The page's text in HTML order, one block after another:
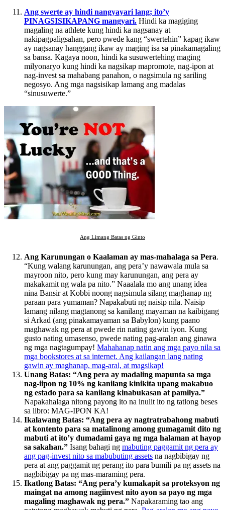
Ang swerte ay hindi nangyayari lang; ito’y
PINAGSISIKAPANG mangyari. Hindi ka magiging
magaling na athlete kung hindi ka nagsanay at
nakipagpaligsahan, pero pwede kang “swertehin” kapag ikaw
ay nagsanay hanggang ikaw ay maging isa sa pinakamagaling
sa bansa. Kagaya noon, hindi ka susuwertehing maging
milyonaryo kung hindi ka nagsikap mapromote, nag-ipon at
nag-invest sa mahabang panahon, o nagsimula ng sariling
negosyo. Ang mga nagsisikap lamang ang madalas
“sinusuwerte.”
Ang Limang Batas ng Ginto
Ang Karunungan o Kaalaman ay mas-mahalaga sa Pera.
“Kung walang karunungan, ang pera’y nawawala mula sa
mayroon nito, pero kung may karunungan, ang pera ay
makakamit ng wala pa nito.” Naaalala mo ang unang idea
nina Bansir at Kobbi noong nagsimula silang maghanap ng
paraan para yumaman? Napakabuti ng naisip nila. Naisip
lamang nilang magtanong sa kanilang mayaman na kaibigang
si Arkad (ang pinakamayaman sa Babylon) kung paano
maghawak ng pera at pwede rin nating gawin iyon. Kung
gusto nating umasenso, pwede nating pag-aralan ang ginawa
ng mga nagtagumpay! Mahahanap natin ang mga payo nila sa
mga bookstores at sa internet. Ang kailangan lang nating
gawin ay maghanap, mag-aral, at magsikap!
Unang Batas: “Ang pera ay madaling mapunta sa mga
nag-iipon ng 10% ng kanilang kinikita upang makabuo
ng estado para sa kanilang kinabukasan at pamilya.”
Napakahalaga nitong payong ito na inulit ito ng tatlong beses
sa libro: MAG-IPON KA!
Ikalawang Batas: “Ang pera ay nagtratrabahong mabuti
at kontento para sa matalinong among gumagamit dito ng
mabuti at ito’y dumadami gaya ng mga halaman at hayop
sa sakahan.” Isang bahagi ng mabuting paggamit ng pera ay
ang pag-invest nito sa mabubuting assets na nagbibigay ng
pera at ang paggamit ng perang ito para bumili pa ng assets na
nagbibigay pa ng mas-maraming pera.
Ikatlong Batas: “Ang pera’y kumakapit sa proteksyon ng
maingat na among nagiinvest nito ayon sa payo ng mga
magaling maghawak ng pera.” Napakaraming tao ang